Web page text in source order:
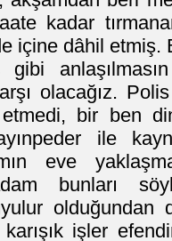
kadar
içine dâhil etmiş.
olacağız.
bir ben
ile
eve
bunları
olduğundan
işler